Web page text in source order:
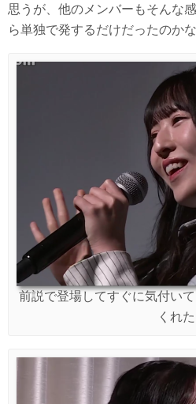
思うが、他のメンバーもそんな
ら単独で発するだけだったのか
前説で登場してすぐに気付い
くれた